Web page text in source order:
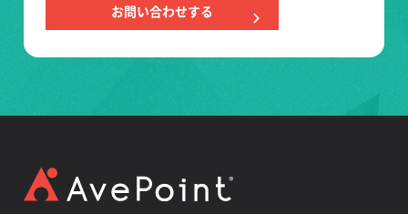
お問い合わせする